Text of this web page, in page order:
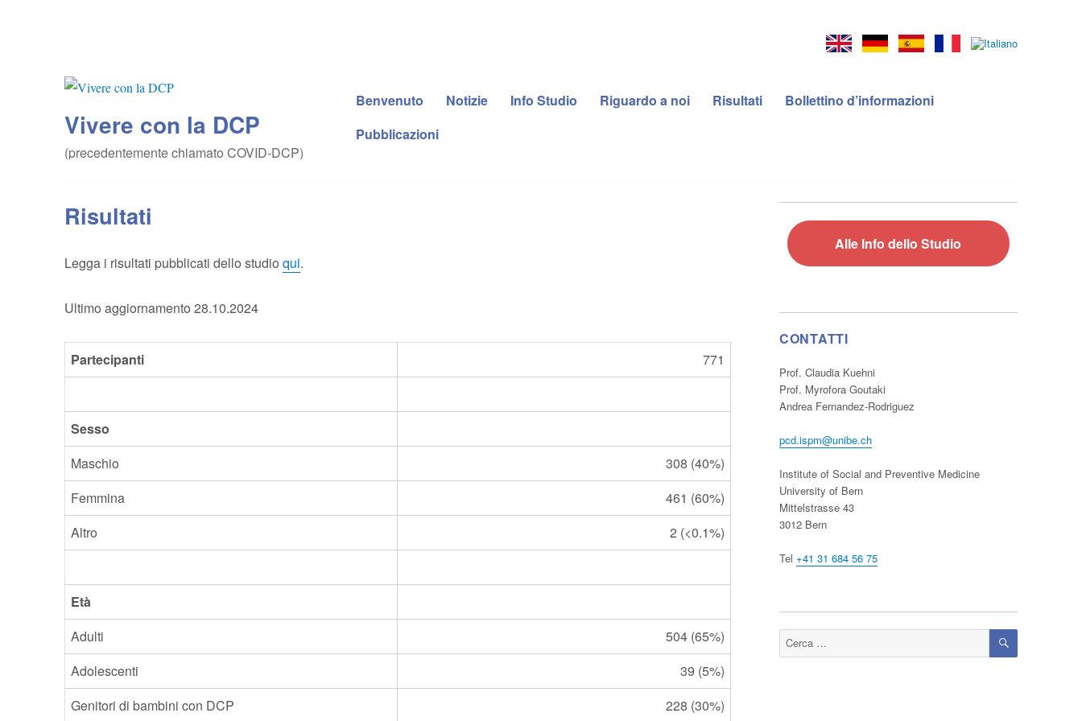
Vivere con la DCP
(precedentemente chiamato COVID-DCP)
Benvenuto Notizie Info Studio Riguardo a noi Risultati
Bollettino d’informazioni
Pubblicazioni
Risultati
Legga i risultati pubblicati dello studioqui.
Ultimo aggiornamento 28.10.2024
Partecipanti 771
Sesso
Maschio
308 (40%)
Femmina
461 (60%)
Altro
2 (<0.1%)
Età
Adulti
504 (65%)
Adolescenti
39 (5%)
Genitori di bambini con DCP
228 (30%)
Alle Info dello Studio
CONTATTI
Prof. Claudia Kuehni
Prof. Myrofora Goutaki
Andrea Fernandez-Rodriguez
pcd.ispm@unibe.ch
Institute of Social and Preventive Medicine
University of Bern
Mittelstrasse 43
3012 Bern
Tel +41 31 684 56 75
Cerca: CERCA